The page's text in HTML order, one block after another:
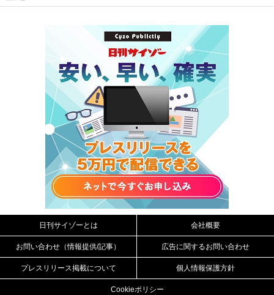
日刊サイゾーとは 会社概要
お問い合わせ（情報提供/記事） 広告に関するお問い合わせ
プレスリリース掲載について 個人情報保護方針
Cookieポリシー